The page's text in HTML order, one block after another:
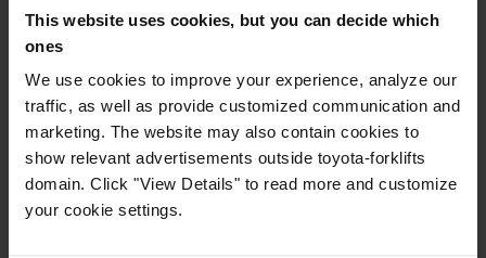
This website uses cookies, but you can decide which
ones
We use cookies to improve your experience, analyze our
traffic, as well as provide customized communication and
marketing. The website may also contain cookies to
show relevant advertisements outside toyota-forklifts
domain. Click "View Details" to read more and customize
your cookie settings.
Chariot productif
Le châssis à fond ouvert permet de permutter rapidement
la batterie. Le moteur et les cartes éléctroniques sont
facilement accessibles, sans outils.